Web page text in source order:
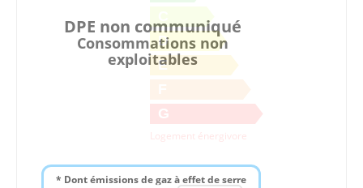
D
E
G
Logement énergivore
DPE non communiqué
Consommations non
exploitables
* Dont émissions de gaz à effet de serre